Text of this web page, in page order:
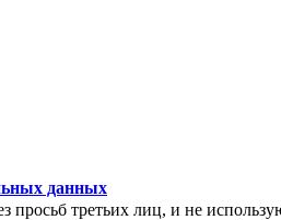
данных
третьих лиц, и не